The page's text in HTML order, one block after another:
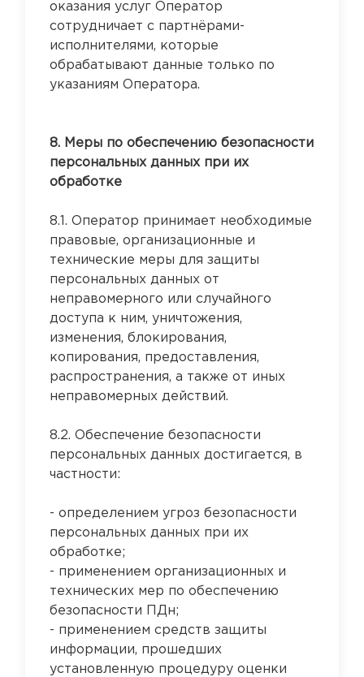
оказания услуг Оператор
сотрудничает с партнёрами-
исполнителями, которые
обрабатывают данные только по
указаниям Оператора.
8. Меры по обеспечению безопасности
персональных данных при их
обработке
8.1. Оператор принимает необходимые
правовые, организационные и
технические меры для защиты
персональных данных от
неправомерного или случайного
доступа к ним, уничтожения,
изменения, блокирования,
копирования, предоставления,
распространения, а также от иных
неправомерных действий.
8.2. Обеспечение безопасности
персональных данных достигается, в
частности:
- определением угроз безопасности
персональных данных при их
обработке;
- применением организационных и
технических мер по обеспечению
безопасности ПДн;
- применением средств защиты
информации, прошедших
установленную процедуру оценки